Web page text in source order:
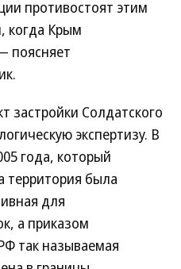
противостоят этим
когда Крым
поясняет
застройки Солдатского
экспертизу. В
года, который
территория была
для
а приказом
так называемая